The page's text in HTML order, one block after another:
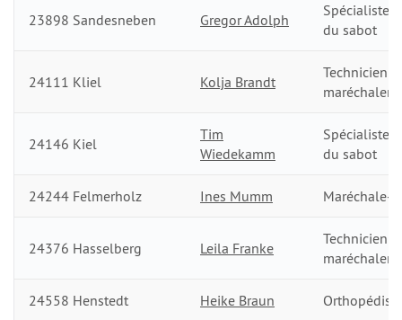
23898 Sandesneben Gregor Adolph
Spécialiste
du sabot
24111 Kliel Kolja Brandt
Technicien
maréchalerie
24146 Kiel
Tim
Wiedekamm
Spécialiste
du sabot
24244 Felmerholz Ines Mumm Maréchale-
24376 Hasselberg Leila Franke
maréchalerie
24558 Henstedt Heike Braun